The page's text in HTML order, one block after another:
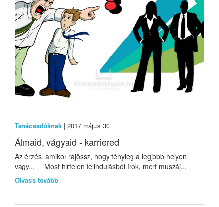
Tanácsadóknak | 2017 május 30
Álmaid, vágyaid - karriered
Az érzés, amikor rájössz, hogy tényleg a legjobb helyen
vagy... Most hirtelen felindulásból írok, mert muszáj...
Olvass tovább